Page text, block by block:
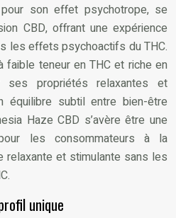
pour son effet psychotrope, se
CBD, offrant une expérience
les effets psychoactifs du THC.
faible teneur en THC et riche en
ses propriétés relaxantes et
équilibre subtil entre bien-être
Haze CBD s’avère être une
les consommateurs à la
relaxante et stimulante sans les
unique